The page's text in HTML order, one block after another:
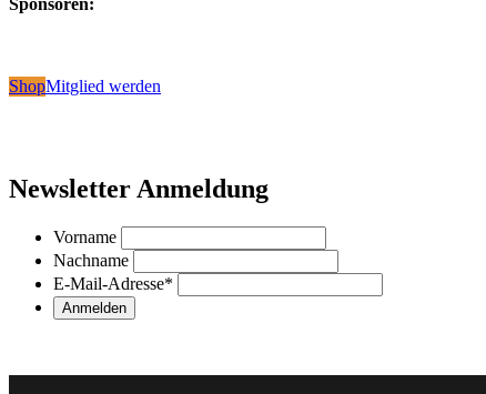
Sponsoren:
ShopMitglied werden
Newsletter Anmeldung
Vorname
Nachname
E-Mail-Adresse*